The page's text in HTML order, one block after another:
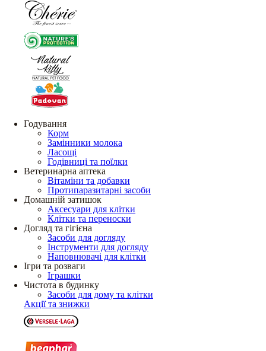
Годування
Корм
Замінники молока
Ласощі
Годівниці та поїлки
Ветеринарна аптека
Вітаміни та добавки
Протипаразитарні засоби
Домашній затишок
Аксесуари для клітки
Клітки та переноски
Догляд та гігієна
Засоби для догляду
Інструменти для догляду
Наповнювачі для клітки
Ігри та розваги
Іграшки
Чистота в будинку
Засоби для дому та клітки
Акції та знижки